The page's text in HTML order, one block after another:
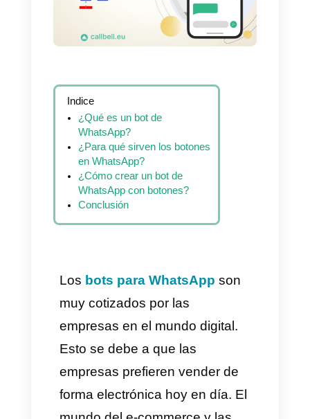
Indice
¿Qué es un bot de
WhatsApp?
¿Cómo crear un bot de
WhatsApp con botones?
Los bots para WhatsApp